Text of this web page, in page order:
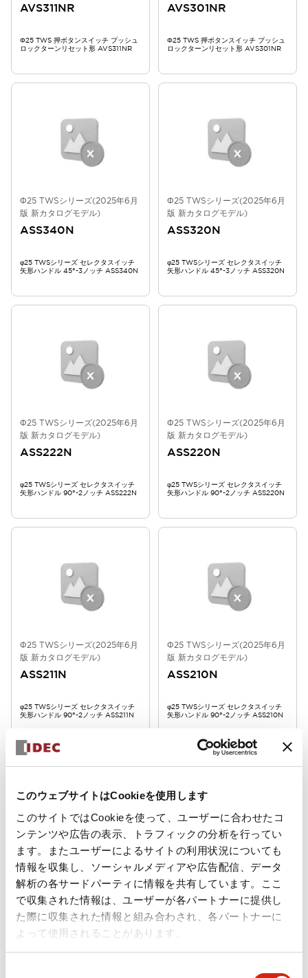
このウェブサイトはCookieを使用します
このサイトではCookieを使って、ユーザーに合わせたコ
ンテンツや広告の表示、トラフィックの分析を行ってい
ます。またユーザーによるサイトの利用状況についても
情報を収集し、ソーシャルメディアや広告配信、データ
解析の各サードパーティに情報を共有しています。ここ
で収集された情報は、ユーザーが各パートナーに提供し
た際に収集された情報と組み合わされ、各パートナーに
よって使用されることがあります。
AVS311NR
Φ25 TWS 押ボタンスイッチ プッシュ
ロックターンリセット形 AVS311NR
AVS301NR
Φ25 TWS 押ボタンスイッチ プッシュ
ロックターンリセット形 AVS301NR
Φ25 TWSシリーズ(2025年6月
版 新カタログモデル)
ASS340N
φ25 TWSシリーズ セレクタスイッチ
矢形ハンドル 45°-3ノッチ ASS340N
Φ25 TWSシリーズ(2025年6月
版 新カタログモデル)
ASS320N
φ25 TWSシリーズ セレクタスイッチ
矢形ハンドル 45°-3ノッチ ASS320N
Φ25 TWSシリーズ(2025年6月
版 新カタログモデル)
ASS222N
φ25 TWSシリーズ セレクタスイッチ
矢形ハンドル 90°-2ノッチ ASS222N
Φ25 TWSシリーズ(2025年6月
版 新カタログモデル)
ASS220N
φ25 TWSシリーズ セレクタスイッチ
矢形ハンドル 90°-2ノッチ ASS220N
Φ25 TWSシリーズ(2025年6月
版 新カタログモデル)
ASS211N
φ25 TWSシリーズ セレクタスイッチ
矢形ハンドル 90°-2ノッチ ASS211N
Φ25 TWSシリーズ(2025年6月
版 新カタログモデル)
ASS210N
φ25 TWSシリーズ セレクタスイッチ
矢形ハンドル 90°-2ノッチ ASS210N
Φ25 TWSシリーズ(2025年6月
版 新カタログモデル)
APS166DNPW
φ25 TWSシリーズ パイロットライト
丸形 LED照光 AC/DC6V
Φ25 TWSシリーズ(2025年6月
版 新カタログモデル)
APS122DNR
φ25 TWSシリーズ パイロットライト
丸形 LED照光 AC/DC24V